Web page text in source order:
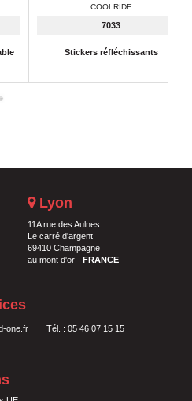
COOLRIDE
7033
Stickers réfléchissants
Lyon
11A rue des Aulnes
Le carré d'argent
69410 Champagne
au mont d'or - FRANCE
one.fr Tél. : 05 46 07 15 15